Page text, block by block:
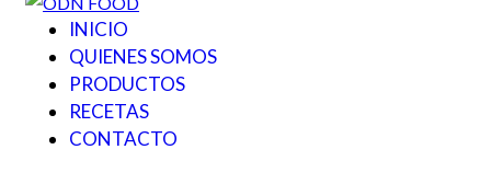
INICIO
QUIENES SOMOS
PRODUCTOS
RECETAS
CONTACTO